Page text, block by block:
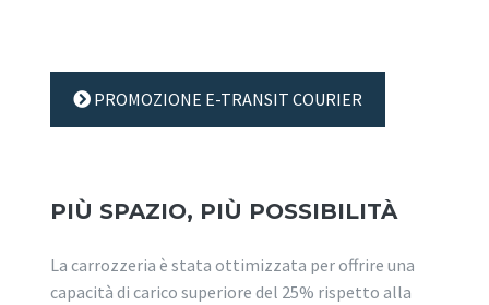
PROMOZIONE E-TRANSIT COURIER
PIÙ SPAZIO, PIÙ POSSIBILITÀ
La carrozzeria è stata ottimizzata per offrire una
capacità di carico superiore del 25% rispetto alla